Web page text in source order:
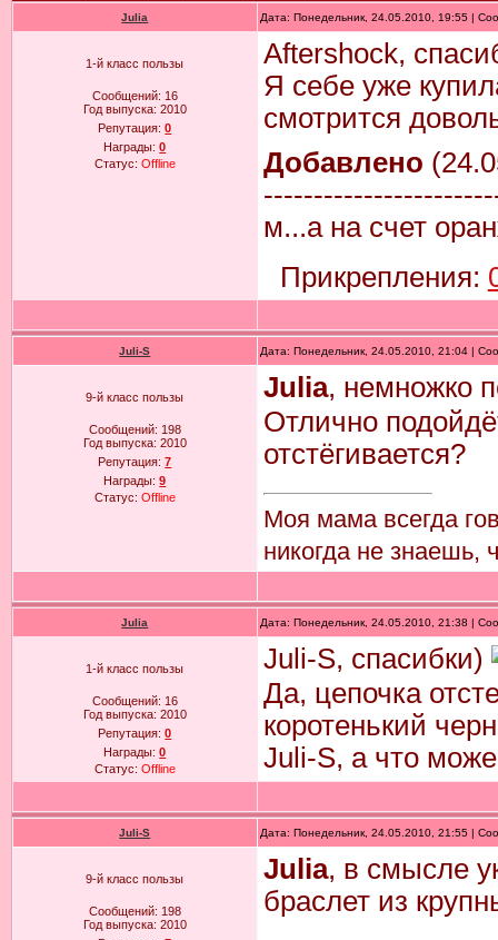
Julia Дата: Понедельник, 24.05.2010, 19:55 |
1-й класс пользы
Сообщений: 16
Год выпуска: 2010
Репутация:0
Награды:0
Статус: Offline
Aftershock,
Я себе уже
смотрится
Добавлено
м...а на счет
Прикрепления:
Juli-S Дата: Понедельник, 24.05.2010, 21:04 |
9-й класс пользы
Сообщений: 198
Год выпуска: 2010
Репутация:7
Награды:9
Статус: Offline
Julia, немножко
Отлично
отстёгивается?
Моя мама всегда
никогда не знаешь,
Julia Дата: Понедельник, 24.05.2010, 21:38 |
1-й класс пользы
Сообщений: 16
Год выпуска: 2010
Репутация:0
Награды:0
Статус: Offline
Juli-S, спасибки)
Да, цепочка
коротенький
Juli-S, а что
Juli-S Дата: Понедельник, 24.05.2010, 21:55 |
9-й класс пользы
Сообщений: 198
Год выпуска: 2010
Julia, в смысле
браслет из